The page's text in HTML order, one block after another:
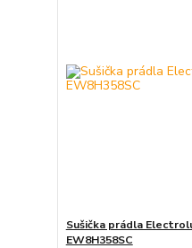
Sušička prádla
EW8H358SC